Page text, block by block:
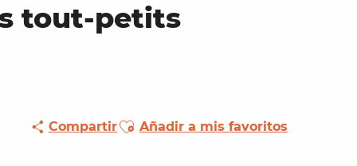
tout-petits
CompartirAjouter aux favoris
Añadir a mis favoritos